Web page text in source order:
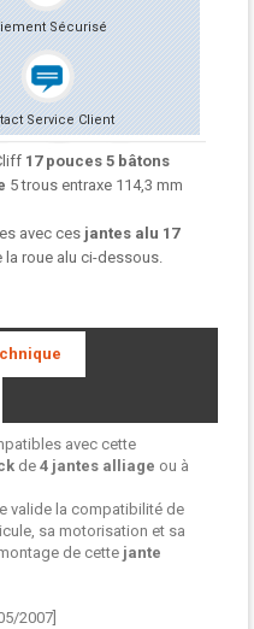
Sécurisé
Service Client
17 pouces 5 bâtons
5 trous entraxe 114,3 mm
avec ces jantes alu 17
roue alu ci-dessous.
avec cette
de 4 jantes alliage ou à
valide la compatibilité de
sa motorisation et sa
de cette jante
2007]